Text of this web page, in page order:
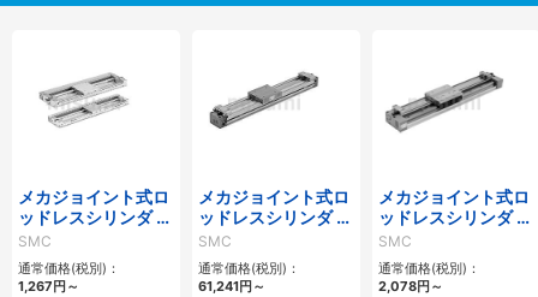
メカジョイント式ロ
ッドレスシリンダ カ
ムフォロアガイド形
MY2Cシリーズ
SMC
通常価格(税別)：
1,267 円 ～
メカジョイント式ロ
ッドレスシリンダ カ
ムフォロアガイド形
二次電池対応 25A-
MY1Cシリーズ
SMC
通常価格(税別)：
61,241円 ～
メカジョイント式ロ
ッドレスシリンダ リ
ニアガイド形 MY1H
シリーズ
SMC
通常価格(税別)：
2,078円 ～